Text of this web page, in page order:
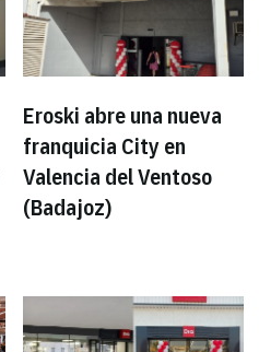
Eroski abre una nueva
franquicia City en
Valencia del Ventoso
(Badajoz)